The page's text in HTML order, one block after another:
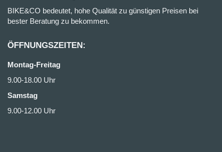
BIKE&CO bedeutet, hohe Qualität zu günstigen Preisen bei
bester Beratung zu bekommen.
ÖFFNUNGSZEITEN:
Montag-Freitag
9.00-18.00 Uhr
Samstag
9.00-12.00 Uhr